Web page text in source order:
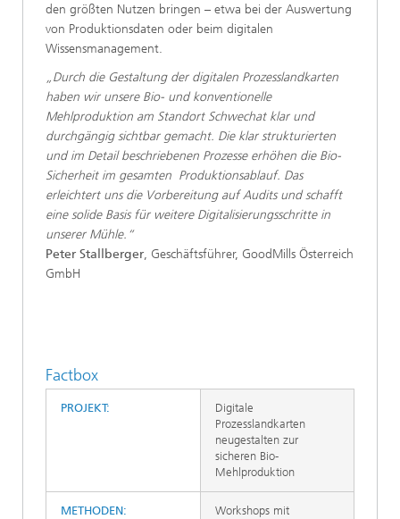
den größten Nutzen bringen – etwa bei der Auswertung
von Produktionsdaten oder beim digitalen
Wissensmanagement.
„Durch die Gestaltung der digitalen Prozesslandkarten
haben wir unsere Bio- und konventionelle
Mehlproduktion am Standort Schwechat klar und
durchgängig sichtbar gemacht. Die klar strukturierten
und im Detail beschriebenen Prozesse erhöhen die Bio-
Sicherheit im gesamten Produktionsablauf. Das
erleichtert uns die Vorbereitung auf Audits und schafft
eine solide Basis für weitere Digitalisierungsschritte in
unserer Mühle.“
Peter Stallberger, Geschäftsführer, GoodMills Österreich
GmbH
Factbox
PROJEKT:
Digitale
Prozesslandkarten
neugestalten zur
sicheren Bio-
Mehlproduktion
METHODEN:
Workshops mit